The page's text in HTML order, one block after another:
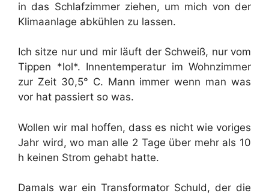
in das Schlafzimmer ziehen, um mich von der
Klimaanlage abkühlen zu lassen.
Ich sitze nur und mir läuft der Schweiß, nur vom
Tippen *lol*. Innentemperatur im Wohnzimmer
zur Zeit 30,5° C. Mann immer wenn man was
vor hat passiert so was.
Wollen wir mal hoffen, dass es nicht wie voriges
Jahr wird, wo man alle 2 Tage über mehr als 10
h keinen Strom gehabt hatte.
Damals war ein Transformator Schuld, der die